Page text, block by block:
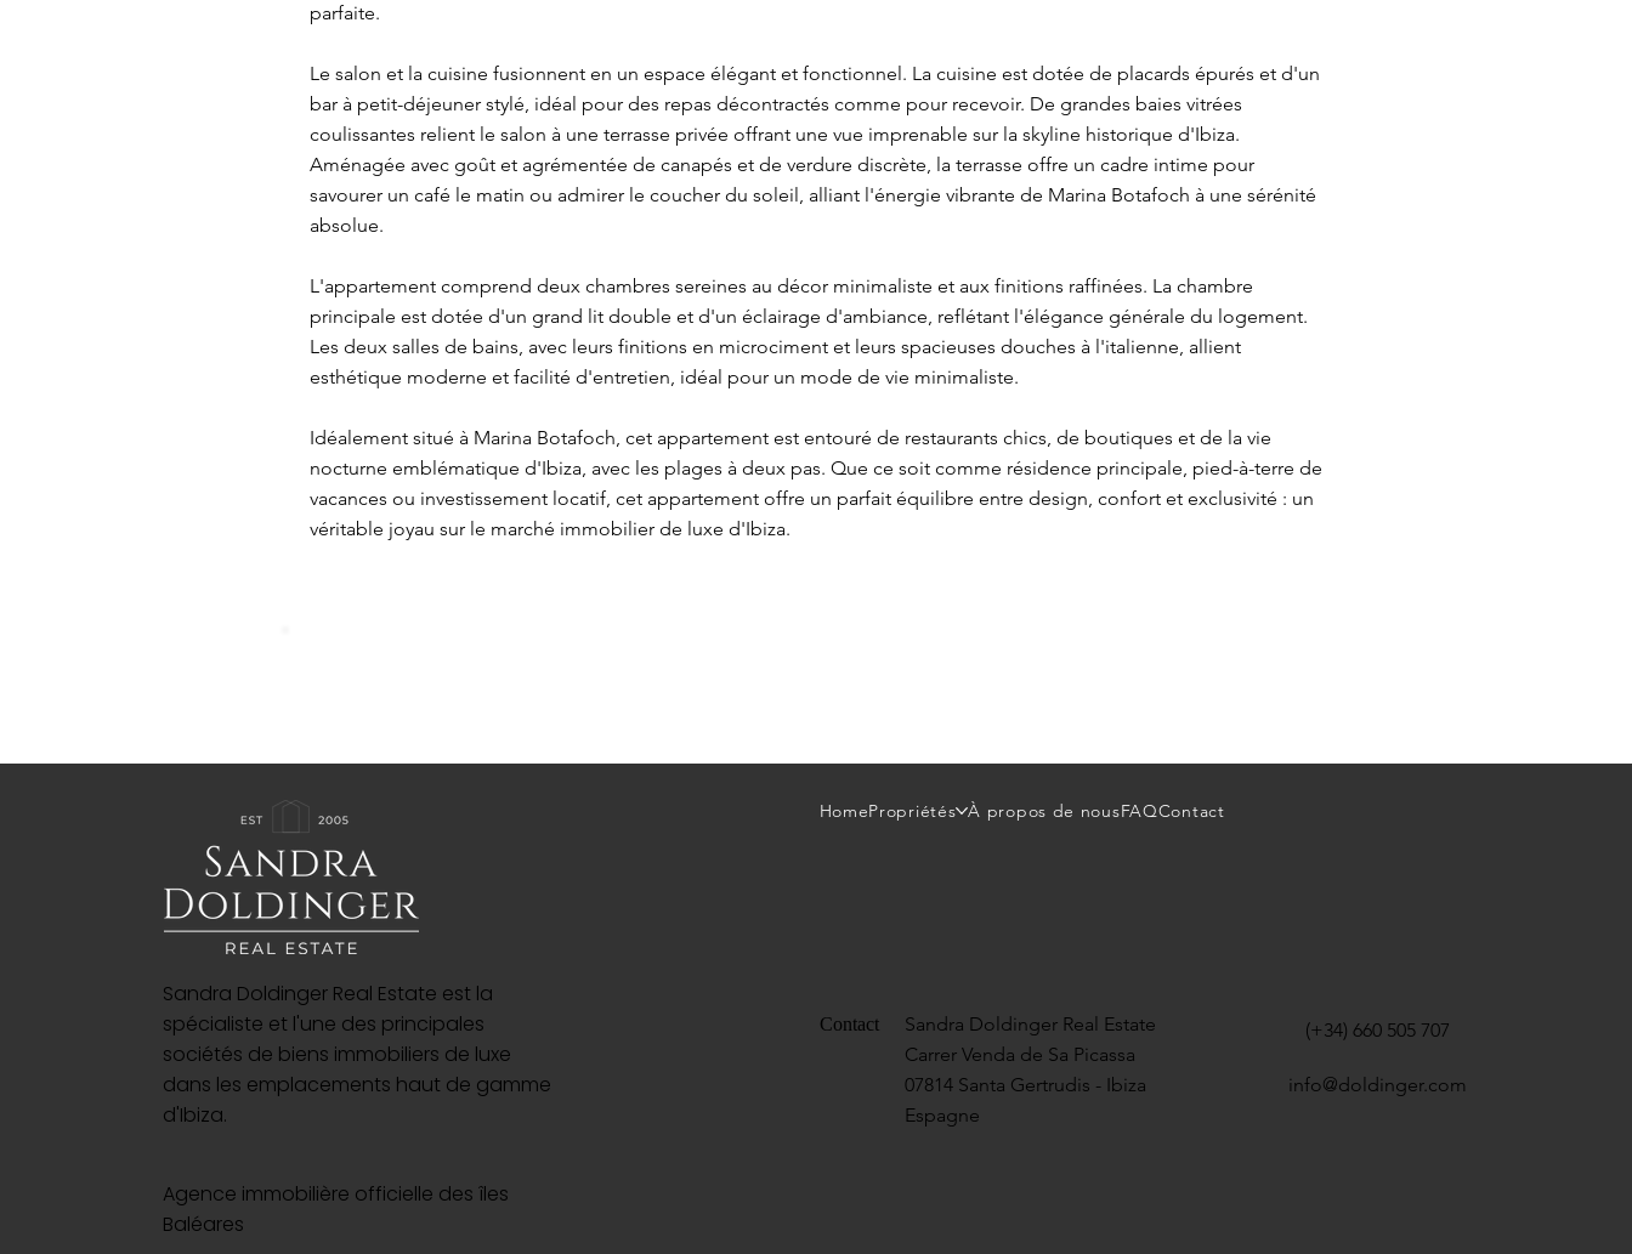
parfaite.
Le salon et la cuisine fusionnent en un espace élégant et fonctionnel. La cuisine est dotée de placards épurés et d'un
bar à petit-déjeuner stylé, idéal pour des repas décontractés comme pour recevoir. De grandes baies vitrées
coulissantes relient le salon à une terrasse privée offrant une vue imprenable sur la skyline historique d'Ibiza.
Aménagée avec goût et agrémentée de canapés et de verdure discrète, la terrasse offre un cadre intime pour
savourer un café le matin ou admirer le coucher du soleil, alliant l'énergie vibrante de Marina Botafoch à une sérénité
absolue.
L'appartement comprend deux chambres sereines au décor minimaliste et aux finitions raffinées. La chambre
principale est dotée d'un grand lit double et d'un éclairage d'ambiance, reflétant l'élégance générale du logement.
Les deux salles de bains, avec leurs finitions en microciment et leurs spacieuses douches à l'italienne, allient
esthétique moderne et facilité d'entretien, idéal pour un mode de vie minimaliste.
Idéalement situé à Marina Botafoch, cet appartement est entouré de restaurants chics, de boutiques et de la vie
nocturne emblématique d'Ibiza, avec les plages à deux pas. Que ce soit comme résidence principale, pied-à-terre de
vacances ou investissement locatif, cet appartement offre un parfait équilibre entre design, confort et exclusivité : un
véritable joyau sur le marché immobilier de luxe d'Ibiza.
Sandra Doldinger Real Estate est la
spécialiste et l'une des principales
sociétés de biens immobiliers de luxe
dans les emplacements haut de gamme
d'Ibiza.
Agence immobilière officielle des îles
Baléares
HomePropriétés À propos de nousFAQContact
Contact
Sandra Doldinger Real Estate
Carrer Venda de Sa Picassa
07814 Santa Gertrudis - Ibiza
Espagne
(+34) 660 505 707
info@doldinger.com